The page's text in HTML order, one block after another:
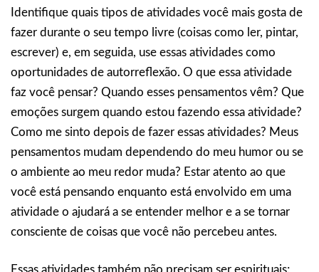
Identifique quais tipos de atividades você mais gosta de
fazer durante o seu tempo livre (coisas como ler, pintar,
escrever) e, em seguida, use essas atividades como
oportunidades de autorreflexão. O que essa atividade
faz você pensar? Quando esses pensamentos vêm? Que
emoções surgem quando estou fazendo essa atividade?
Como me sinto depois de fazer essas atividades? Meus
pensamentos mudam dependendo do meu humor ou se
o ambiente ao meu redor muda? Estar atento ao que
você está pensando enquanto está envolvido em uma
atividade o ajudará a se entender melhor e a se tornar
consciente de coisas que você não percebeu antes.
Essas atividades também não precisam ser espirituais;